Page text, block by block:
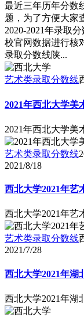
最近三年历年分数
题，为了方便大家
2020-2021年录取
校官网数据进行核
录取分数线陕...
艺术类录取分数线
2021年西北大学美
2021年西北大学美
艺术类录取分数线
2021/8/18
西北大学2021年艺
西北大学2021年艺
艺术类录取分数线
2021/7/28
西北大学2021年湖
西北大学2021年湖